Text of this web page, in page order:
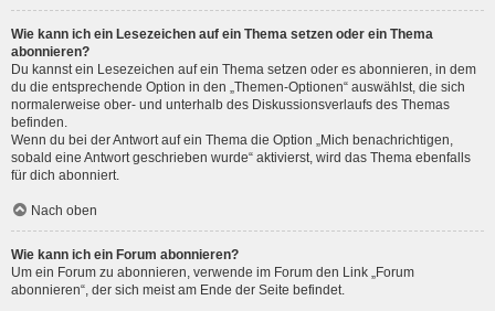
Wie kann ich ein Lesezeichen auf ein Thema setzen oder ein Thema
abonnieren?
Du kannst ein Lesezeichen auf ein Thema setzen oder es abonnieren, in dem
du die entsprechende Option in den „Themen-Optionen“ auswählst, die sich
normalerweise ober- und unterhalb des Diskussionsverlaufs des Themas
befinden.
Wenn du bei der Antwort auf ein Thema die Option „Mich benachrichtigen,
sobald eine Antwort geschrieben wurde“ aktivierst, wird das Thema ebenfalls
für dich abonniert.
Nach oben
Wie kann ich ein Forum abonnieren?
Um ein Forum zu abonnieren, verwende im Forum den Link „Forum
abonnieren“, der sich meist am Ende der Seite befindet.